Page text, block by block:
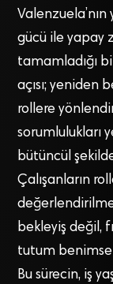
gücü ile yapay
tamamladığı
açısı; yeniden
rollere
sorumlulukları
bütüncül
Çalışanların
bekleyiş değil,
tutum
Bu sürecin, iş